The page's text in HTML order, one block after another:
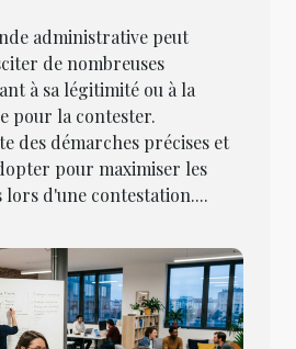
administrative peut
de nombreuses
à sa légitimité ou à la
pour la contester.
des démarches précises et
pour maximiser les
lors d'une contestation....